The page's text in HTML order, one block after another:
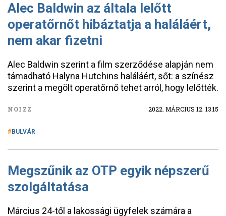
Alec Baldwin az általa lelőtt
operatőrnőt hibáztatja a haláláért,
nem akar fizetni
Alec Baldwin szerint a film szerződése alapján nem
támadható Halyna Hutchins haláláért, sőt: a színész
szerint a megölt operatőrnő tehet arról, hogy lelőtték.
NOIZZ 2022. MÁRCIUS 12. 13:15
BULVÁR
Megszűnik az OTP egyik népszerű
szolgáltatása
Március 24-től a lakossági ügyfelek számára a